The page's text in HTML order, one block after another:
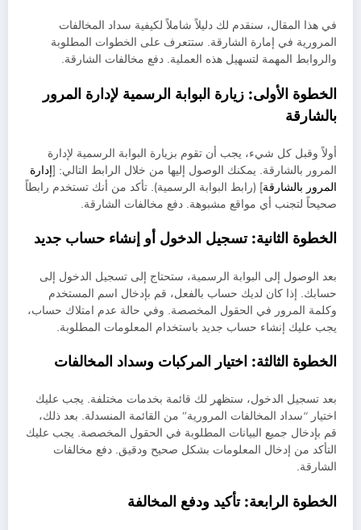
في هذا المقال، سنقدم لك دليلاً شاملاً لكيفية سداد المخالفات
المرورية في إمارة الشارقة. ستتعرف على الخطوات المطلوبة
والروابط المهمة لتسهيل هذه العملية. دفع مخالفات الشارقة.
الخطوة الأولى: زيارة البوابة الرسمية لإدارة المرور
بالشارقة
أولاً وقبل كل شيء، يجب أن تقوم بزيارة البوابة الرسمية لإدارة
المرور بالشارقة. يمكنك الوصول إليها من خلال الرابط التالي: [إدارة
المرور بالشارقة] (رابط البوابة الرسمية). تأكد من أنك تستخدم رابطاً
صحيحاً لتجنب أي مواقع مشبوهة. دفع مخالفات الشارقة.
الخطوة الثانية: تسجيل الدخول أو إنشاء حساب جديد
بعد الوصول إلى البوابة الرسمية، ستحتاج إلى تسجيل الدخول إلى
حسابك. إذا كان لديك حساب بالفعل، قم بإدخال اسم المستخدم
وكلمة المرور في الحقول المخصصة. وفي حالة عدم امتلاك حساب،
يجب عليك إنشاء حساب جديد باستخدام المعلومات المطلوبة.
الخطوة الثالثة: اختيار المركبات وسداد المخالفات
بعد تسجيل الدخول، ستظهر لك قائمة بخدمات مختلفة. يجب عليك
اختيار “سداد المخالفات المرورية” من القائمة المنسدلة. بعد ذلك،
قم بإدخال جميع البيانات المطلوبة في الحقول المخصصة. يجب عليك
التأكد من إدخال المعلومات بشكل صحيح ودقيق. دفع مخالفات
الشارقة.
الخطوة الرابعة: تأكيد ودفع المخالفة